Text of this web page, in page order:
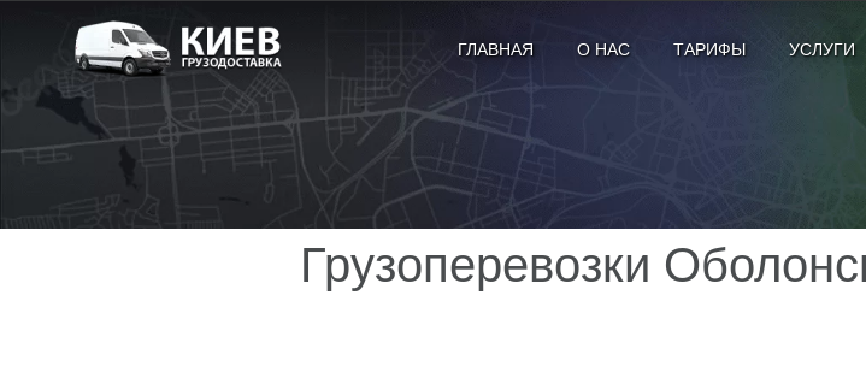
ГЛАВНАЯ О НАС ТАРИФЫ УСЛУГИ
Грузоперевозки